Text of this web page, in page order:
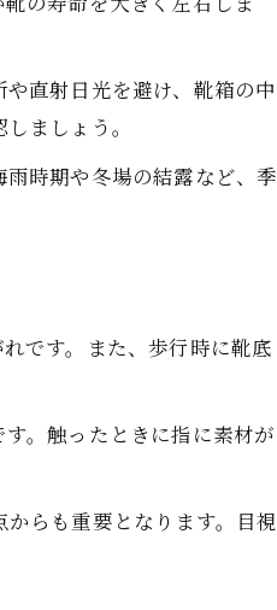
直射日光を避け、靴箱の中
ましょう。
時期や冬場の結露など、季
です。また、歩行時に靴底
。触ったときに指に素材が
らも重要となります。目視